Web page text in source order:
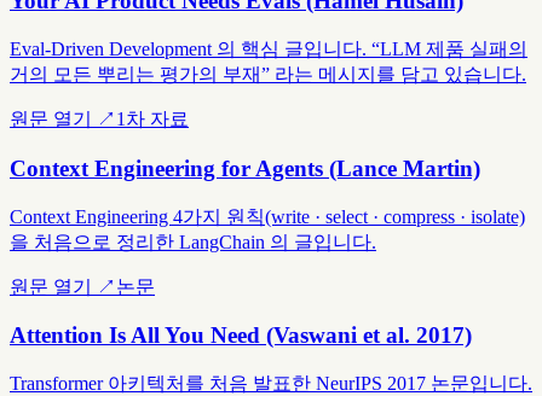
Eval-Driven Development 의 핵심 글입니다. “LLM 제품 실패의
거의 모든 뿌리는 평가의 부재” 라는 메시지를 담고 있습니다.
원문 열기 ↗ 1차 자료
Context Engineering for Agents (Lance Martin)
Context Engineering 4가지 원칙(write · select · compress · isolate)
을 처음으로 정리한 LangChain 의 글입니다.
원문 열기 ↗ 논문
Attention Is All You Need (Vaswani et al. 2017)
Transformer 아키텍처를 처음 발표한 NeurIPS 2017 논문입니다.